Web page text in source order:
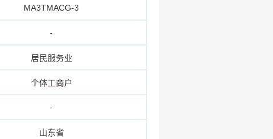
MA3TMACG-3
-
居民服务业
个体工商户
-
山东省